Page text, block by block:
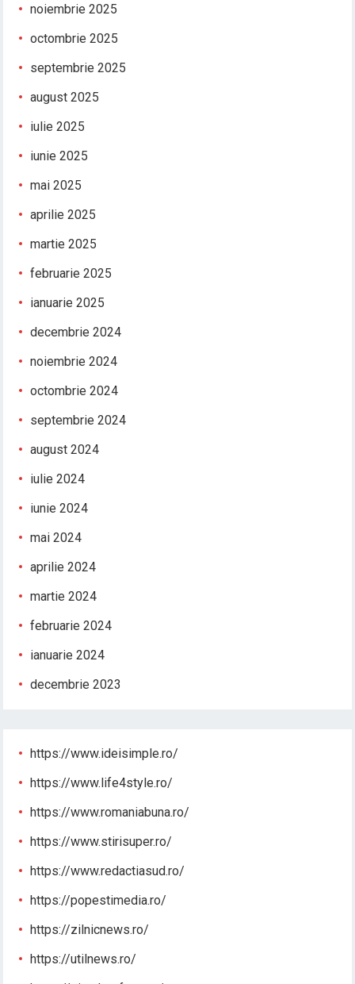
noiembrie 2025
octombrie 2025
septembrie 2025
august 2025
iulie 2025
iunie 2025
mai 2025
aprilie 2025
martie 2025
februarie 2025
ianuarie 2025
decembrie 2024
noiembrie 2024
octombrie 2024
septembrie 2024
august 2024
iulie 2024
iunie 2024
mai 2024
aprilie 2024
martie 2024
februarie 2024
ianuarie 2024
decembrie 2023
https://www.ideisimple.ro/
https://www.life4style.ro/
https://www.romaniabuna.ro/
https://www.stirisuper.ro/
https://www.redactiasud.ro/
https://popestimedia.ro/
https://zilnicnews.ro/
https://utilnews.ro/